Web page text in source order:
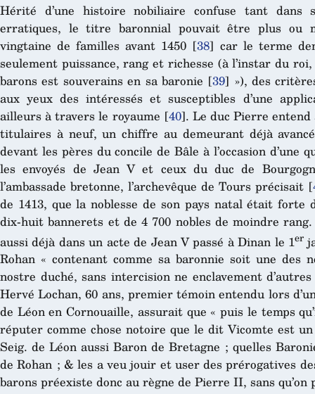
Hérité d’une histoire nobiliaire confuse tant dans
erratiques, le titre baronnial pouvait être plus ou
vingtaine de familles avant 1450 [38] car le terme
seulement puissance, rang et richesse (à l’instar du
barons est souverains en sa baronie [39] »), des
aux yeux des intéressés et susceptibles d’une
ailleurs à travers le royaume [40]. Le duc Pierre
titulaires à neuf, un chiffre au demeurant déjà
devant les pères du concile de Bâle à l’occasion d’une
les envoyés de Jean V et ceux du duc de
l’ambassade bretonne, l’archevêque de Tours précisait[
de 1413, que la noblesse de son pays natal était forte
dix-huit bannerets et de 4 700 nobles de moindre
aussi déjà dans un acte de Jean V passé à Dinan le 1er
Rohan « contenant comme sa baronnie soit une des
nostre duché, sans intercision ne enclavement
Hervé Lochan, 60 ans, premier témoin entendu lors
de Léon en Cornouaille, assurait que « puis le temps
réputer comme chose notoire que le dit Vicomte est
Seig. de Léon aussi Baron de Bretagne ; quelles
de Rohan ; & les a veu jouir et user des prérogatives
barons préexiste donc au règne de Pierre II, sans